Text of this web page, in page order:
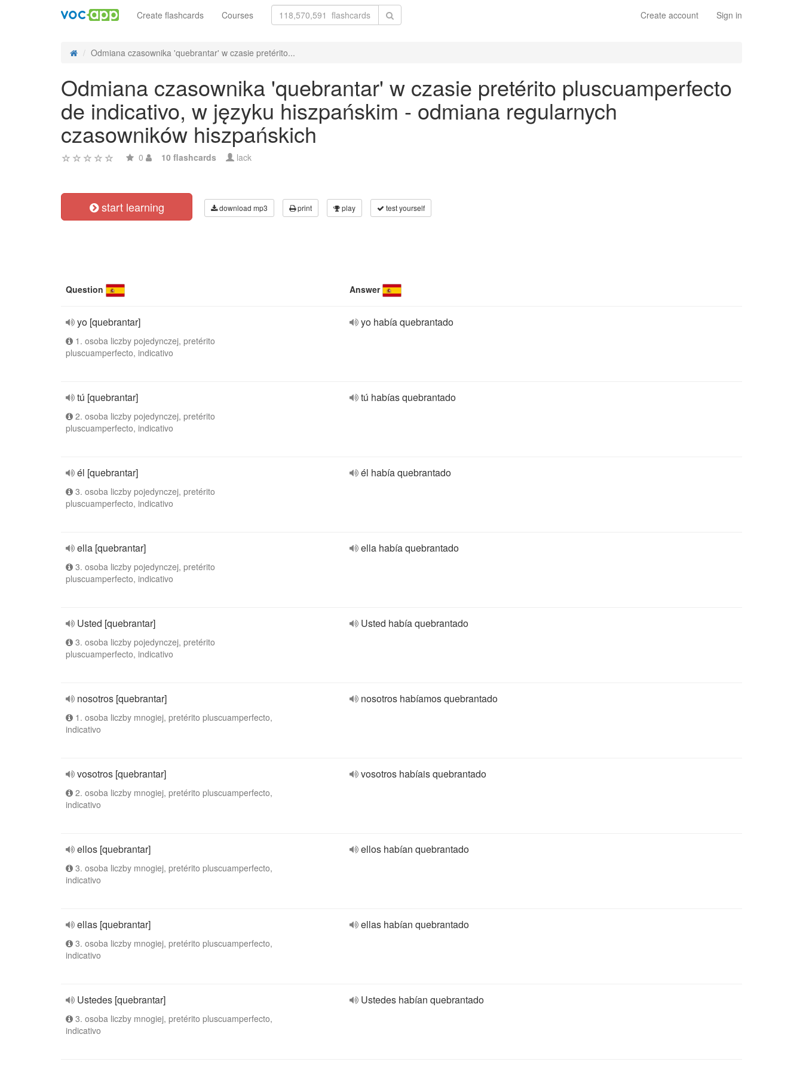
Create account Sign in
Create flashcards Courses
Odmiana czasownika 'quebrantar' w czasie pretérito...
Odmiana czasownika 'quebrantar' w czasie pretérito pluscuamperfecto
de indicativo, w języku hiszpańskim - odmiana regularnych
czasowników hiszpańskich
0 10 flashcards lack
start learning download mp3 print play test yourself
Question Answer
yo [quebrantar]
1. osoba liczby pojedynczej, pretérito
pluscuamperfecto, indicativo
yo había quebrantado
tú [quebrantar]
2. osoba liczby pojedynczej, pretérito
pluscuamperfecto, indicativo
tú habías quebrantado
él [quebrantar]
3. osoba liczby pojedynczej, pretérito
pluscuamperfecto, indicativo
él había quebrantado
ella [quebrantar]
3. osoba liczby pojedynczej, pretérito
pluscuamperfecto, indicativo
ella había quebrantado
Usted [quebrantar]
3. osoba liczby pojedynczej, pretérito
pluscuamperfecto, indicativo
Usted había quebrantado
nosotros [quebrantar]
1. osoba liczby mnogiej, pretérito pluscuamperfecto,
indicativo
nosotros habíamos quebrantado
vosotros [quebrantar]
2. osoba liczby mnogiej, pretérito pluscuamperfecto,
indicativo
vosotros habíais quebrantado
ellos [quebrantar]
3. osoba liczby mnogiej, pretérito pluscuamperfecto,
indicativo
ellos habían quebrantado
ellas [quebrantar]
3. osoba liczby mnogiej, pretérito pluscuamperfecto,
indicativo
ellas habían quebrantado
Ustedes [quebrantar]
3. osoba liczby mnogiej, pretérito pluscuamperfecto,
indicativo
Ustedes habían quebrantado